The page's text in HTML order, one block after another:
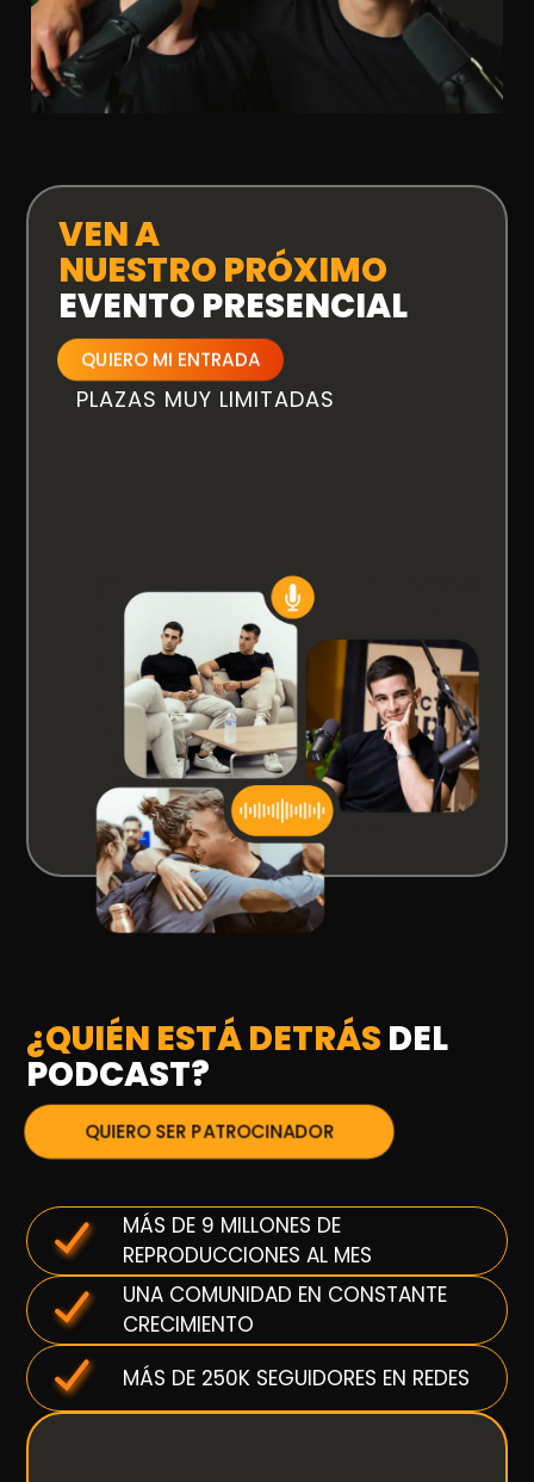
VEN A
NUESTRO PRÓXIMO
EVENTO PRESENCIAL
QUIERO MI ENTRADA
PLAZAS MUY LIMITADAS
¿QUIÉN ESTÁ DETRÁS DEL
PODCAST?
QUIERO SER PATROCINADOR
MÁS DE 9 MILLONES DE
REPRODUCCIONES AL MES
UNA COMUNIDAD EN CONSTANTE
CRECIMIENTO
MÁS DE 250K SEGUIDORES EN REDES